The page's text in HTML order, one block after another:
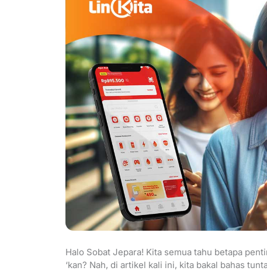
Halo Sobat Jepara! Kita semua tahu betapa
‘kan? Nah, di artikel kali ini, kita bakal bahas